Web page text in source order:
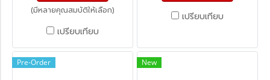
(มีหลายคุณสมบัติให้เลือก)
เปรียบเทียบ
เปรียบเทียบ
Pre-Order New